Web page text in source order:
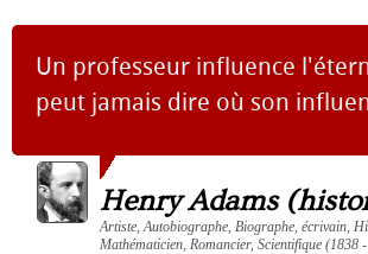
Un professeur influence
peut jamais dire où son
Henry Adams
Artiste, Autobiographe, Biographe, écrivain,
Mathématicien, Romancier, Scientifique (1838